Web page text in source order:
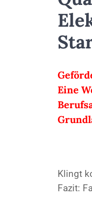
Eine
Klingt
Fazit: